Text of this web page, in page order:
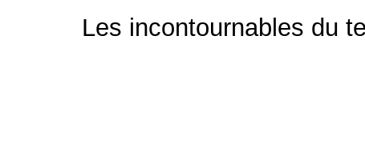
Les incontournables du